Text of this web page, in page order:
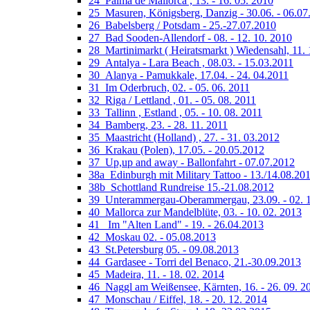
25_Masuren, Königsberg, Danzig - 30.06. -
26_Babelsberg / Potsdam - 25.-27.07.2010
27_Bad Sooden-Allendorf - 08. - 12. 10. 2010
28_Martinimarkt ( Heiratsmarkt ) Wiedensahl, 11.
29_Antalya - Lara Beach , 08.03. - 15.03.2011
30_Alanya - Pamukkale, 17.04. - 24. 04.2011
31_Im Oderbruch, 02. - 05. 06. 2011
32_Riga / Lettland , 01. - 05. 08. 2011
33_Tallinn , Estland , 05. - 10. 08. 2011
34_Bamberg, 23. - 28. 11. 2011
35_Maastricht (Holland) , 27. - 31. 03.2012
36_Krakau (Polen), 17.05. - 20.05.2012
37_Up,up and away - Ballonfahrt - 07.07.2012
38a_Edinburgh mit Military Tattoo - 13./
38b_Schottland Rundreise 15.-21.08.2012
39_Unterammergau-Oberammergau, 23.09. - 02.
40_Mallorca zur Mandelblüte, 03. - 10. 02. 2013
41_ Im "Alten Land" - 19. - 26.04.2013
42_Moskau 02. - 05.08.2013
43_St.Petersburg 05. - 09.08.2013
44_Gardasee - Torri del Benaco, 21.-30.09.2013
45_Madeira, 11. - 18. 02. 2014
46_Naggl am Weißensee, Kärnten, 16. - 26. 09.
47_Monschau / Eiffel, 18. - 20. 12. 2014